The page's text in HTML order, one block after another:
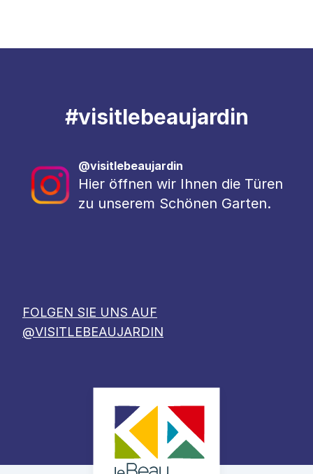
#visitlebeaujardin
@visitlebeaujardin
Hier öffnen wir Ihnen die Türen
zu unserem Schönen Garten.
FOLGEN SIE UNS AUF
@VISITLEBEAUJARDIN